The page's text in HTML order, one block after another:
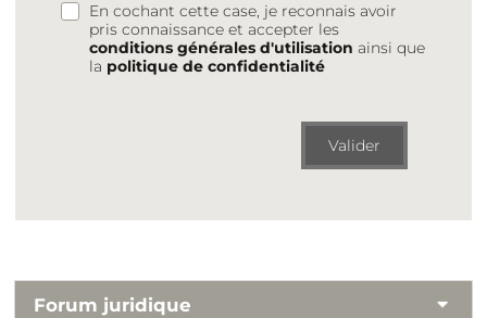
En cochant cette case, je reconnais avoir
pris connaissance et accepter les
conditions générales d'utilisation ainsi que
la politique de confidentialité
Valider
Forum juridique